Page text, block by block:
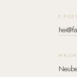
E-POST